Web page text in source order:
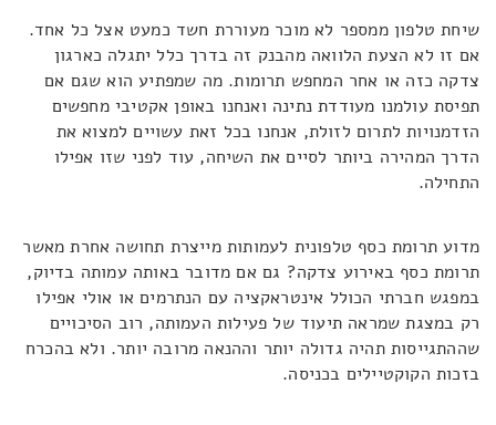
שיחת טלפון ממספר לא מוכר מעוררת חשד כמעט אצל כל אחד.
אם זו לא הצעת הלוואה מהבנק זה בדרך כלל יתגלה כארגון
צדקה כזה או אחר המחפש תרומות. מה שמפתיע הוא שגם אם
תפיסת עולמנו מעודדת נתינה ואנחנו באופן אקטיבי מחפשים
הזדמנויות לתרום לזולת, אנחנו בכל זאת עשויים למצוא את
הדרך המהירה ביותר לסיים את השיחה, עוד לפני שזו אפילו
התחילה.
מדוע תרומת כסף טלפונית לעמותות מייצרת תחושה אחרת מאשר
תרומת כסף באירוע צדקה? גם אם מדובר באותה עמותה בדיוק,
במפגש חברתי הכולל אינטראקציה עם הנתרמים או אולי אפילו
רק במצגת שמראה תיעוד של פעילות העמותה, רוב הסיכויים
שההתגייסות תהיה גדולה יותר וההנאה מרובה יותר. ולא בהכרח
בזכות הקוקטיילים בכניסה.